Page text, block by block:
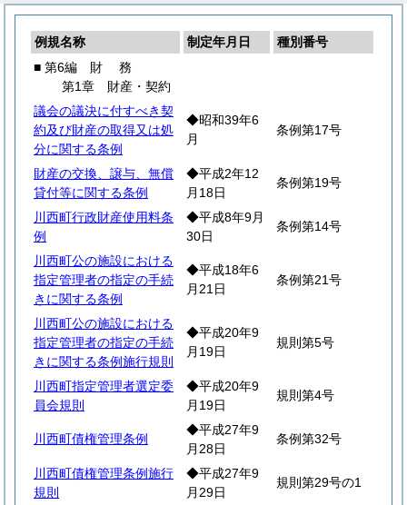
例規名称 制定年月日
種別番号
■ 第6編 財 務
第1章 財産・契約
議会の議決に付すべき契
約及び財産の取得又は処
分に関する条例
◆昭和39年6
月
条例第17号
財産の交換、譲与、無償
貸付等に関する条例
◆平成2年12
月18日
条例第19号
川西町行政財産使用料条
例
◆平成8年9月
30日
条例第14号
川西町公の施設における
指定管理者の指定の手続
きに関する条例
◆平成18年6
月21日
条例第21号
川西町公の施設における
指定管理者の指定の手続
きに関する条例施行規則
◆平成20年9
月19日
規則第5号
川西町指定管理者選定委
員会規則
◆平成20年9
月19日
規則第4号
川西町債権管理条例
◆平成27年9
月28日
条例第32号
川西町債権管理条例施行
規則
◆平成27年9
月29日
規則第29号の1